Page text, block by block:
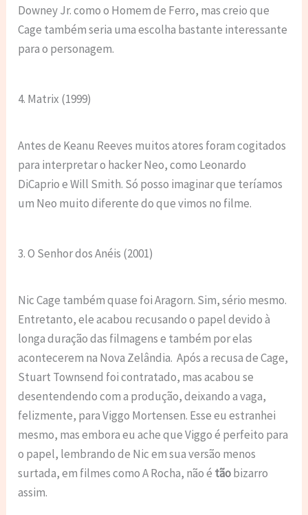
Downey Jr. como o Homem de Ferro, mas creio que
Cage também seria uma escolha bastante interessante
para o personagem.
4. Matrix (1999)
Antes de Keanu Reeves muitos atores foram cogitados
para interpretar o hacker Neo, como Leonardo
DiCaprio e Will Smith. Só posso imaginar que teríamos
um Neo muito diferente do que vimos no filme.
3. O Senhor dos Anéis (2001)
Nic Cage também quase foi Aragorn. Sim, sério mesmo.
Entretanto, ele acabou recusando o papel devido à
longa duração das filmagens e também por elas
acontecerem na Nova Zelândia. Após a recusa de Cage,
Stuart Townsend foi contratado, mas acabou se
desentendendo com a produção, deixando a vaga,
felizmente, para Viggo Mortensen. Esse eu estranhei
mesmo, mas embora eu ache que Viggo é perfeito para
o papel, lembrando de Nic em sua versão menos
surtada, em filmes como A Rocha, não é tãobizarro
assim.